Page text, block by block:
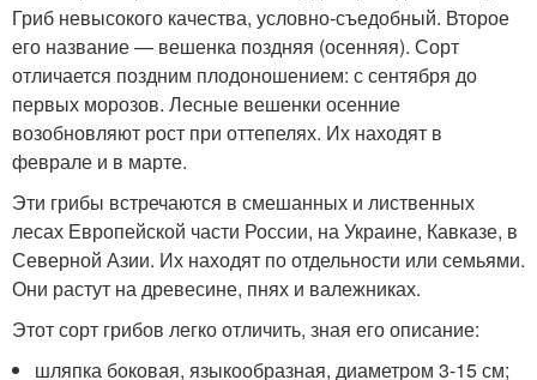
Гриб невысокого качества, условно-съедобный. Второе
его название — вешенка поздняя (осенняя). Сорт
отличается поздним плодоношением: с сентября до
первых морозов. Лесные вешенки осенние
возобновляют рост при оттепелях. Их находят в
феврале и в марте.
Эти грибы встречаются в смешанных и лиственных
лесах Европейской части России, на Украине, Кавказе, в
Северной Азии. Их находят по отдельности или семьями.
Они растут на древесине, пнях и валежниках.
Этот сорт грибов легко отличить, зная его описание:
шляпка боковая, языкообразная, диаметром 3-15 см;